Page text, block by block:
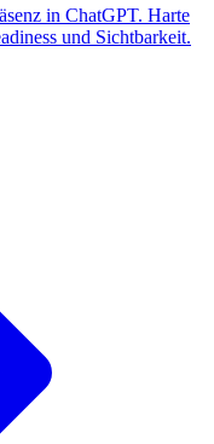
in ChatGPT. Harte
und Sichtbarkeit.